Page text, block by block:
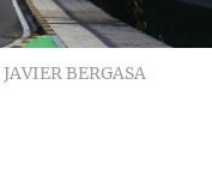
JAVIER BERGASA